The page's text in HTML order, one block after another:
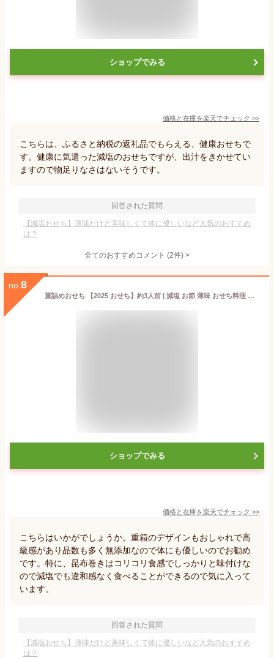
ショップでみる
価格と在庫を楽天でチェック >>
こちらは、ふるさと納税の返礼品でもらえる、健康おせちで
す。健康に気遣った減塩のおせちですが、出汁をきかせてい
ますので物足りなさはないそうです。
回答された質問
【減塩おせち】薄味だけど美味しくて体に優しいなど人気のおすすめ
は？
全てのおすすめコメント (2件) >
no. 8
重詰めおせち 【2025 おせち】約3人前 | 減塩 お節 薄味 おせち料理 塩分控えめ 塩分カット 冷凍 盛り付け済み 保存料無添加 無添加 予約 2025 健康 高齢者 国産 和風 お節料理 美味しい
ショップでみる
価格と在庫を楽天でチェック >>
こちらはいかがでしょうか。重箱のデザインもおしゃれで高
級感があり品数も多く無添加なので体にも優しいのでお勧め
です。特に、昆布巻きはコリコリ食感でしっかりと味付けな
ので減塩でも違和感なく食べることができるので気に入って
います。
回答された質問
【減塩おせち】薄味だけど美味しくて体に優しいなど人気のおすすめ
は？